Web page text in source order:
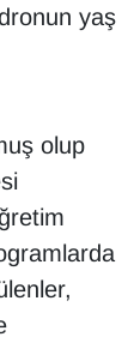
yaş
olup